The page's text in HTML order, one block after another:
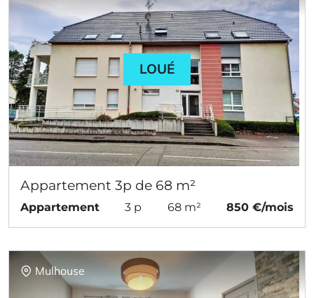
LOUÉ
Appartement 3p de 68 m²
Appartement 3 p 68 m² 850 €/mois
Mulhouse